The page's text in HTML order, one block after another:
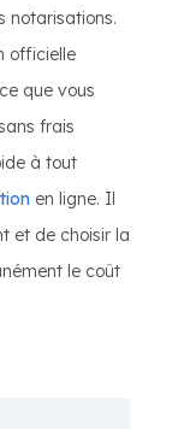
notarisations.
officielle
que vous
frais
à tout
en ligne. Il
et de choisir la
le coût